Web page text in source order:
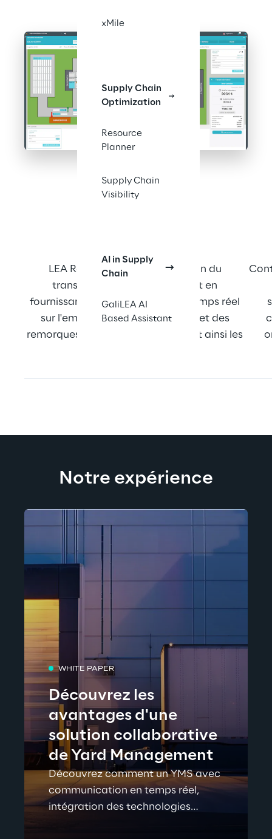
xMile
Supply Chain
Optimization
Resource
Planner
Supply Chain
Visibility
AI in Supply
Chain
GaliLEA AI
Based Assistant
LEA Reply™ YMS relie la gestion du
transport et celle de l'entrepôt en
fournissant des informations en temps réel
sur l'emplacement des camions et des
remorques dans le parc, optimisant ainsi les
Notre expérience
WHITE PAPER
Découvrez les
avantages d'une
solution collaborative
de Yard Management
Découvrez comment un YMS avec
communication en temps réel,
intégration des technologies